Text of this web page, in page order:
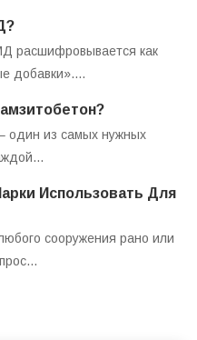
расшифровывается как
добавки».…
один из самых нужных
Использовать Для
сооружения рано или